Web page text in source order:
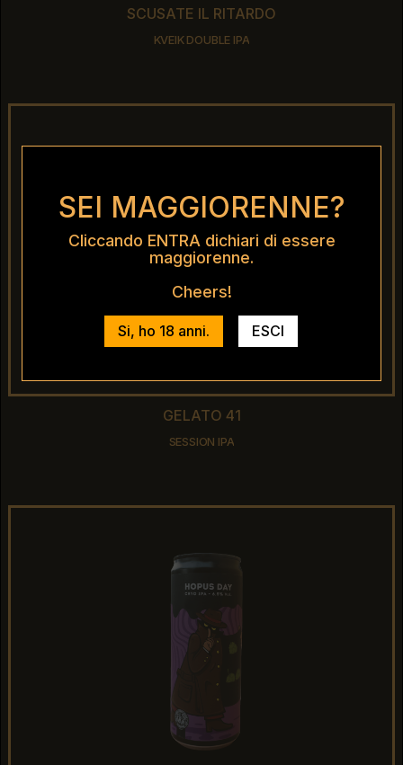
SCUSATE IL RITARDO
SCUSATE IL RITARDO
KVEIK DOUBLE IPA
GELATO 41
GELATO 41
SESSION IPA
SEI MAGGIORENNE?
Cliccando ENTRA dichiari di essere
maggiorenne.
Cheers!
Si, ho 18 anni. ESCI